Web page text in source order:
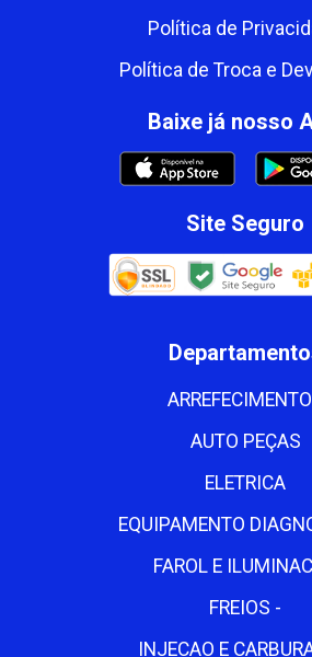
Política de
Política de Troca e
Baixe já nosso
Site Seguro
AUTO PEÇAS
ELETRICA
EQUIPAMENTO
FAROL E
FREIOS -
INJECAO E